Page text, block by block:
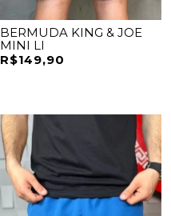
BERMUDA KING & JOE
MINI LI
R$149,90